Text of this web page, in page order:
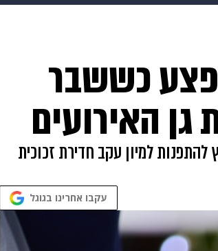
פרויקטים מיוחדים
כששבר
האירועים
למיון עקב חדירת זכוכית
עקבו אחרינו בגוגל